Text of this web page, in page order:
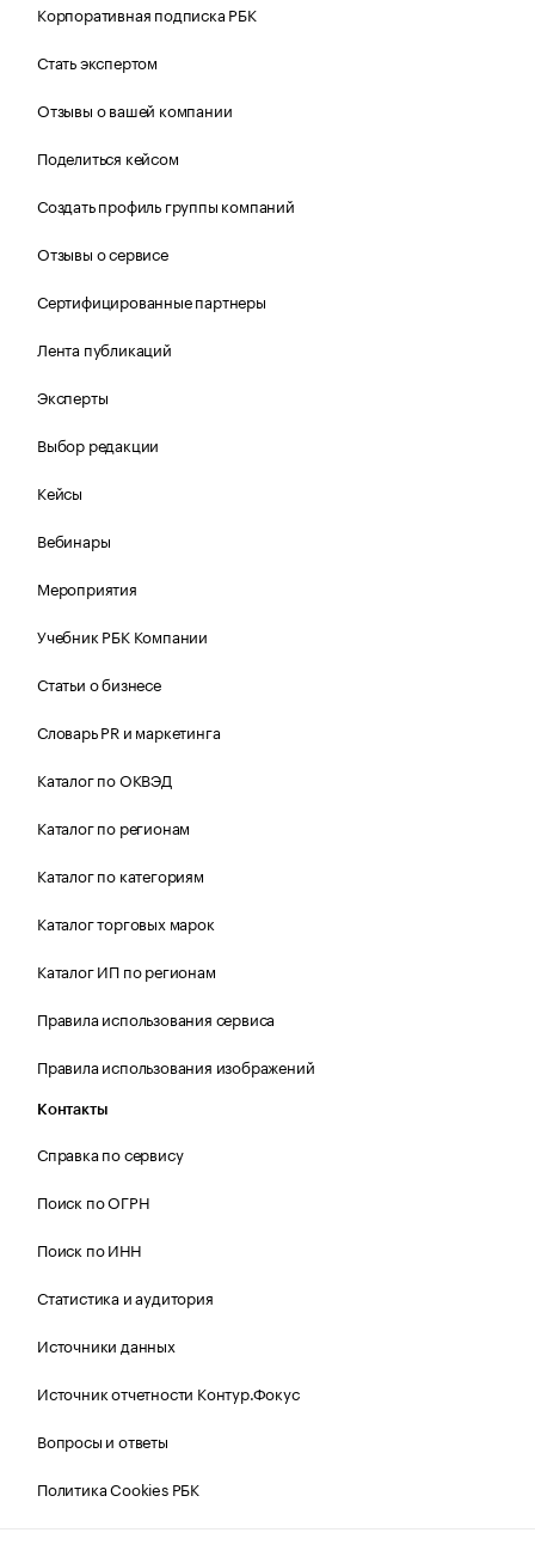
Корпоративная подписка РБК
Стать экспертом
Отзывы о вашей компании
Поделиться кейсом
Создать профиль группы компаний
Отзывы о сервисе
Сертифицированные партнеры
Лента публикаций
Эксперты
Выбор редакции
Кейсы
Вебинары
Мероприятия
Учебник РБК Компании
Статьи о бизнесе
Словарь PR и маркетинга
Каталог по ОКВЭД
Каталог по регионам
Каталог по категориям
Каталог торговых марок
Каталог ИП по регионам
Правила использования сервиса
Правила использования изображений
Контакты
Справка по сервису
Поиск по ОГРН
Поиск по ИНН
Статистика и аудитория
Источники данных
Источник отчетности Контур.Фокус
Вопросы и ответы
Политика Cookies РБК